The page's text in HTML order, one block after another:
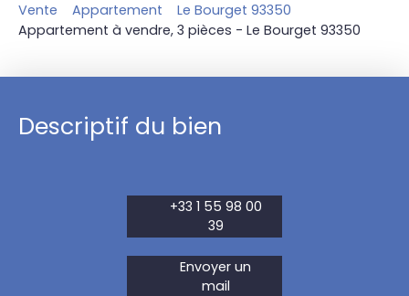
Vente Appartement
Le Bourget 93350
Appartement à vendre, 3 pièces - Le Bourget 93350
Descriptif du bien
+33 1 55 98 00
39
Envoyer un
mail